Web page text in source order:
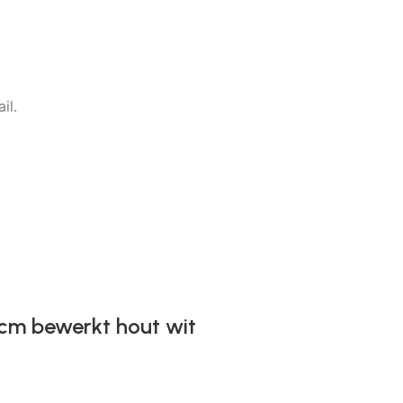
bewerkt hout wit